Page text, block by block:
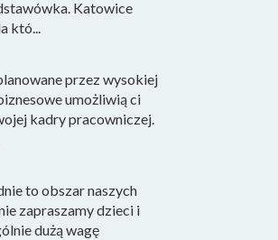
Katowice
któ...
przez wysokiej
umożliwią ci
kadry pracowniczej.
to obszar naszych
zapraszamy dzieci i
dużą wagę